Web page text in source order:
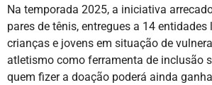
Na temporada 2025, a iniciativa
pares de tênis, entregues a 14
crianças e jovens em situação de
atletismo como ferramenta de inclusão
quem fizer a doação poderá ainda